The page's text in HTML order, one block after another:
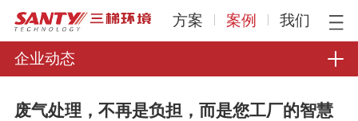
方案 案例 我们
企业动态
废气处理，不再是负担，而是您工厂的智慧